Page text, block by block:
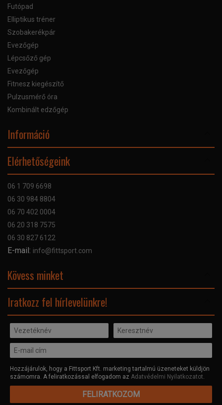
Futópad
Elliptikus tréner
Szobakerékpár
Evezőgép
Lépcsőző gép
Evezőgép
Fitnesz kiegészítő
Pulzusmérő óra
Kombinált edzőgép
Információ
Bankkártyás fizetés
Adatvédelmi nyilatkozat
Elérhetőségeink
06 1 709 6698
06 30 984 8804
06 70 402 0004
06 20 318 7575
06 30 827 6122
E-mail: info@fittsport.com
Kövess minket
Iratkozz fel hírlevelünkre!
Hozzájárulok, hogy a Fittsport Kft. marketing tartalmú üzeneteket küldjön
számomra. A feliratkozással elfogadom az Adatvédelmi Nyilatkozatot.
FELIRATKOZOM